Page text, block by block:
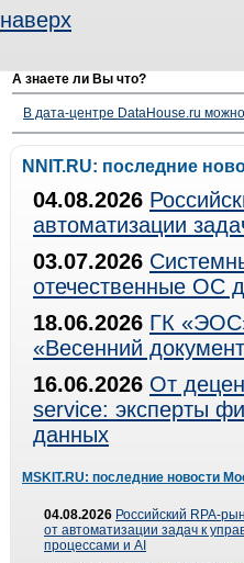
наверх
А знаете ли Вы что?
В дата-центре DataHouse.ru
NNIT.RU: последние
04.08.2026
автоматизации
03.07.2026
отечественные ОС
18.06.2026 ГК
«Весенний
16.06.2026 От
service: эксперты
данных
MSKIT.RU: последние новости
04.08.2026 Российский RPA-
от автоматизации задач к
процессами и AI